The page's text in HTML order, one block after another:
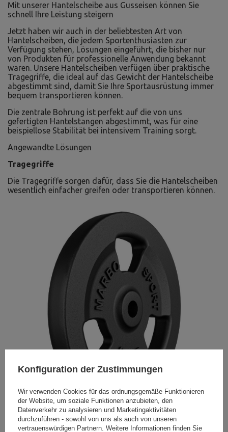
Mit unserer Hantelscheibe aus Gusseisen können Sie
schnell Ihre Leistung steigern
Jetzt haben wir auch in der beliebtesten Art von
Hantelscheiben, die jedem Sportenthusiasten zur
Verfügung stehen, Lösungen eingeführt, die bisher nur
von Produkten für professionelle Anwendung bekannt
waren. Unsere Hantelscheiben verfügen über praktische
Tragegriffe, die ideal auf das Gewicht der Hantelscheibe
abgestimmt sind, damit Sie Ihre Sportausrüstung immer
bequem transportieren können.
Die zentrale Bohrung ist perfekt auf die von uns
gefertigten Hantelstangen abgestimmt, was für eine
beispiellose Stabilität bei intensivem Training sorgt.
Angewandte Lösungen
Tragegriffe
Die Tragegriffe sorgen dafür, dass Sie die Hantelscheiben
wesentlich einfacher greifen oder transportieren können.
Konfiguration der Zustimmungen
Wir verwenden Cookies für das ordnungsgemäße Funktionieren
der Website, um soziale Funktionen anzubieten, den
Datenverkehr zu analysieren und Marketingaktivitäten
durchzuführen - sowohl von uns als auch von unseren
vertrauenswürdigen Partnern. Weitere Informationen finden Sie